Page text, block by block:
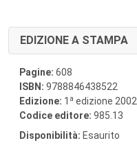
EDIZIONE A STAMPA
Pagine: 608
ISBN: 9788846438522
Edizione: 1 a edizione 2002
Codice editore: 985.13
Disponibilità: Esaurito